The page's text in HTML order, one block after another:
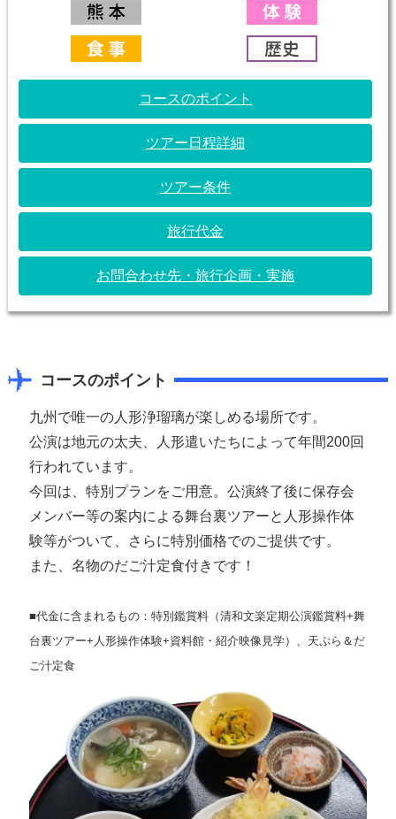
コースのポイント
ツアー日程詳細
ツアー条件
旅行代金
お問合わせ先・旅行企画・実施
コースのポイント
九州で唯一の人形浄瑠璃が楽しめる場所です。
公演は地元の太夫、人形遣いたちによって年間200回
行われています。
今回は、特別プランをご用意。公演終了後に保存会
メンバー等の案内による舞台裏ツアーと人形操作体
験等がついて、さらに特別価格でのご提供です。
また、名物のだご汁定食付きです！
■代金に含まれるもの：特別鑑賞料（清和文楽定期公演鑑賞料+舞
台裏ツアー+人形操作体験+資料館・紹介映像見学）、天ぷら＆だ
ご汁定食